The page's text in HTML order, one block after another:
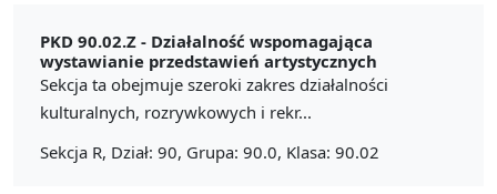
PKD 90.02.Z - Działalność wspomagająca
wystawianie przedstawień artystycznych
Sekcja ta obejmuje szeroki zakres działalności
kulturalnych, rozrywkowych i rekr...
Sekcja R, Dział: 90, Grupa: 90.0, Klasa: 90.02